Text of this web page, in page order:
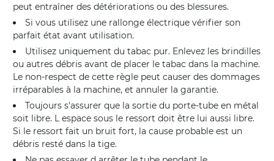
peut entraîner des détériorations ou des blessures.
Si vous utilisez une rallonge électrique vérifier son
parfait état avant utilisation.
Utilisez uniquement du tabac pur. Enlevez les brindilles
ou autres débris avant de placer le tabac dans la machine.
Le non-respect de cette règle peut causer des dommages
irréparables à la machine, et annuler la garantie.
Toujours s'assurer que la sortie du porte-tube en métal
soit libre. L espace sous le ressort doit être lui aussi libre.
Si le ressort fait un bruit fort, la cause probable est un
débris resté dans la tige.